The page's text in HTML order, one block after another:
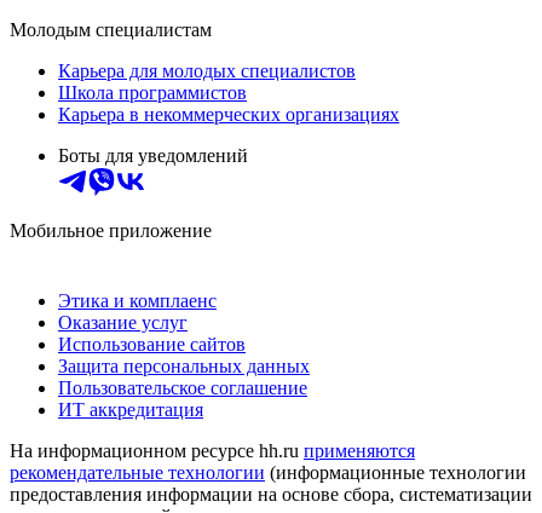
Молодым специалистам
Карьера для молодых специалистов
Школа программистов
Карьера в некоммерческих организациях
Боты для уведомлений
Мобильное приложение
Этика и комплаенс
Оказание услуг
Использование сайтов
Защита персональных данных
Пользовательское соглашение
ИТ аккредитация
На информационном ресурсе hh.ru применяются
рекомендательные технологии (информационные технологии
предоставления информации на основе сбора, систематизации